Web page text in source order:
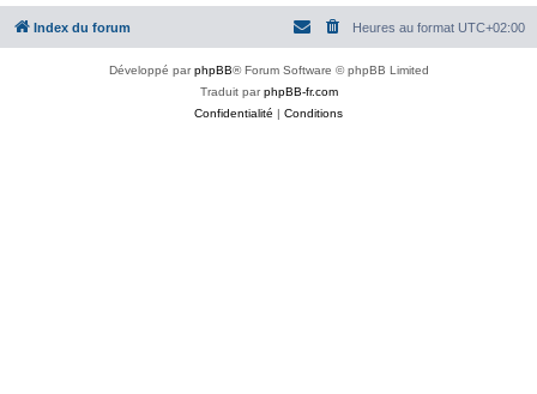
Index du forum Heures au format UTC+02:00
Développé parphpBB® Forum Software © phpBB Limited
Traduit parphpBB-fr.com
Confidentialité | Conditions